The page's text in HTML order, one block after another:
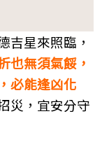
吉星來照臨，
也無須氣餒，
必能逢凶化
災，宜安分守